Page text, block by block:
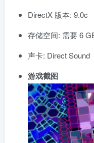
DirectX 版本: 9.0c
存储空间: 需要 6
声卡: Direct Sound
游戏截图